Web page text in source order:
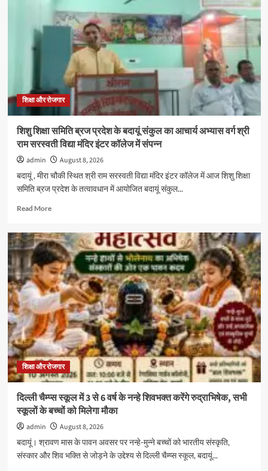
विशेषज्ञों
समस्या
प्रबंधन
और
प्रभावी
गुर
शिक्षा और रोजगार
शिशु शिक्षा समिति ब्रज प्रदेश के बदायूं संकुल का आचार्य अभ्यास वर्ग श्री
राम सरस्वती विद्या मंदिर इंटर कॉलेज में संपन्न
admin
August 8, 2026
बदायूं , मीरा चौकी स्थित श्री राम सरस्वती विद्या मंदिर इंटर कॉलेज में आज शिशु शिक्षा
समिति ब्रज प्रदेश के तत्वावधान में आयोजित बदायूं संकुल...
Read MoreRead
शिशु
शिक्षा
समिति
ब्रज
प्रदेश
के
बदायूं
संकुल
का
आचार्य
अभ्यास
वर्ग
श्री
सरस्वती
विद्या
मंदिर
कॉलेज
में
शिक्षा और रोजगार
दिल्ली चैम्प्स स्कूल में 3 से 6 वर्ष के नन्हे शिवभक्त करेंगे रुद्राभिषेक, सभी
स्कूलों के बच्चों को मिलेगा मौका
admin
August 8, 2026
बदायूं। श्रावण मास के पावन अवसर पर नन्हे-मुन्ने बच्चों को भारतीय संस्कृति,
संस्कार और शिव भक्ति से जोड़ने के उद्देश्य से दिल्ली चैम्प्स स्कूल, बदायूं...